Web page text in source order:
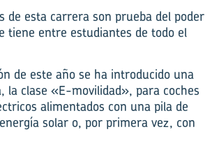
de esta carrera son prueba del poder
tiene entre estudiantes de todo el
de este año se ha introducido una
la clase «E-movilidad», para coches
alimentados con una pila de
solar o, por primera vez, con